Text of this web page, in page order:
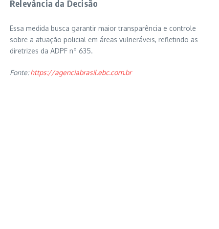
Relevância da Decisão
Essa medida busca garantir maior transparência e controle
sobre a atuação policial em áreas vulneráveis, refletindo as
diretrizes da ADPF nº 635.
Fonte:https://agenciabrasil.ebc.com.br